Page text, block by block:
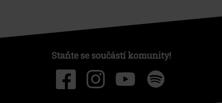
Staňte se součástí komunity!